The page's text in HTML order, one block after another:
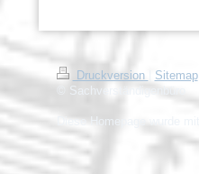
Druckversion
Sitemap
© Sachverständigenbüro
Diese Homepage wurde mit